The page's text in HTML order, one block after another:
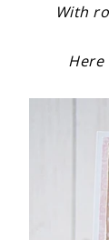
With
Here